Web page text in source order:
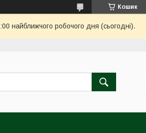
Кошик
найближчого робочого дня (сьогодні).